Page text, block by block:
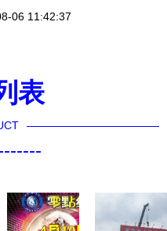
06 11:42:37
表